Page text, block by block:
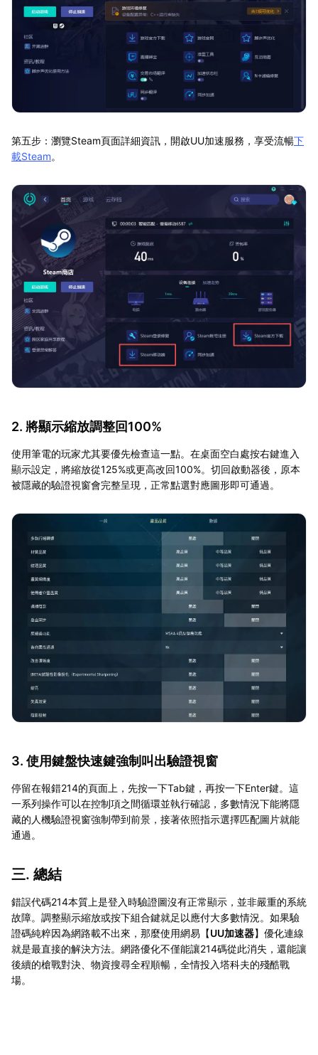
第五步：瀏覽Steam頁面詳細資訊，開啟UU加速服務，享受流暢下
載Steam。
2. 將顯示縮放調整回100%
使用筆電的玩家尤其要優先檢查這一點。在桌面空白處按右鍵進入
顯示設定，將縮放從125%或更高改回100%。切回啟動器後，原本
被隱藏的驗證視窗會完整呈現，正常點選對應圖形即可通過。
3. 使用鍵盤快速鍵強制叫出驗證視窗
停留在報錯214的頁面上，先按一下Tab鍵，再按一下Enter鍵。這
一系列操作可以在控制項之間循環並執行確認，多數情況下能將隱
藏的人機驗證視窗強制帶到前景，接著依照指示選擇匹配圖片就能
通過。
三. 總結
錯誤代碼214本質上是登入時驗證圖沒有正常顯示，並非嚴重的系統
故障。調整顯示縮放或按下組合鍵就足以應付大多數情況。如果驗
證碼純粹因為網路載不出來，那麼使用網易【UU加速器】優化連線
就是最直接的解決方法。網路優化不僅能讓214碼從此消失，還能讓
後續的槍戰對決、物資搜尋全程順暢，全情投入塔科夫的殘酷戰
場。